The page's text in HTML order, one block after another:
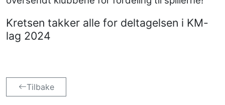
Kretsen takker alle for deltagelsen i KM-
lag 2024
Tilbake